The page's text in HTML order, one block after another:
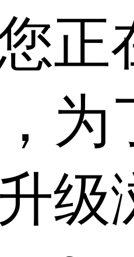
正
为
级